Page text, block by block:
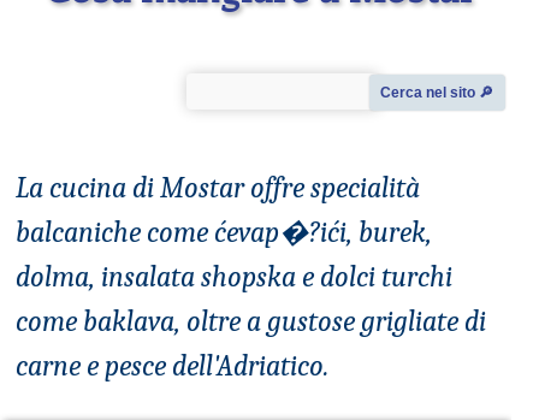
Cerca nel sito 🔎︎
La cucina di Mostar offre specialità
balcaniche come ćevap�?ići, burek,
dolma, insalata shopska e dolci turchi
come baklava, oltre a gustose grigliate di
carne e pesce dell'Adriatico.